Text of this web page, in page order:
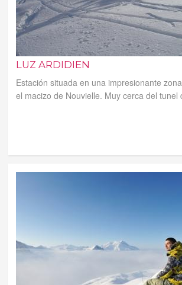
LUZ ARDIDIEN
Estación situada en una impresionante
el macizo de Nouvielle. Muy cerca del tunel